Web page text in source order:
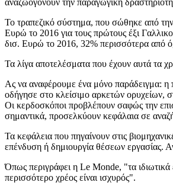
αναζωογονούν την παραγωγική
Το τραπεζικό σύστημα, που σώθηκε από
Ευρώ το 2016 για τους πρώτους έξι
δισ. Ευρώ το 2016, 32% περισσότερα από
Τα λίγα αποτελέσματα που έχουν αυτά τα
Ας να αναφέρουμε ένα μόνο παράδειγμα: η
οδήγησε στο κλείσιμο αρκετών ορυχείων,
Οι κερδοσκόποι προβλέπουν σαφώς την
σημαντικά, προσελκύουν κεφάλαια σε
Τα κεφάλεια που πηγαίνουν στις
επένδυση ή δημιουργία θέσεων εργασίας.
Όπως περιγράφει η Le Monde, "τα ιδιωτικά
περισσότερο χρέος είναι ισχυρός".